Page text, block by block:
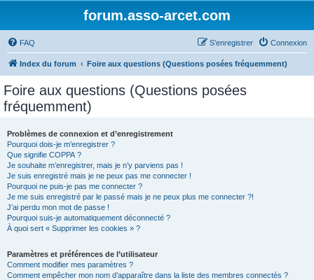
forum.asso-arcet.com
FAQ Connexion
S’enregistrer
Index du forum Foire aux questions (Questions posées fréquemment)
Foire aux questions (Questions posées
fréquemment)
Problèmes de connexion et d’enregistrement
Pourquoi dois-je m’enregistrer ?
Que signifie COPPA ?
Je souhaite m’enregistrer, mais je n’y parviens pas !
Je suis enregistré mais je ne peux pas me connecter !
Pourquoi ne puis-je pas me connecter ?
Je me suis enregistré par le passé mais je ne peux plus me connecter ?!
J’ai perdu mon mot de passe !
Pourquoi suis-je automatiquement déconnecté ?
À quoi sert « Supprimer les cookies » ?
Paramètres et préférences de l’utilisateur
Comment modifier mes paramètres ?
Comment empêcher mon nom d’apparaître dans la liste des membres connectés ?